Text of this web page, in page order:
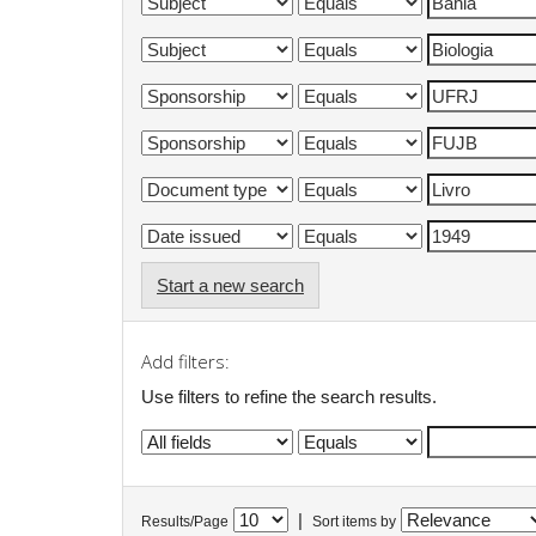
Start a new search
Add filters:
Use filters to refine the search results.
Results/Page Sort items by